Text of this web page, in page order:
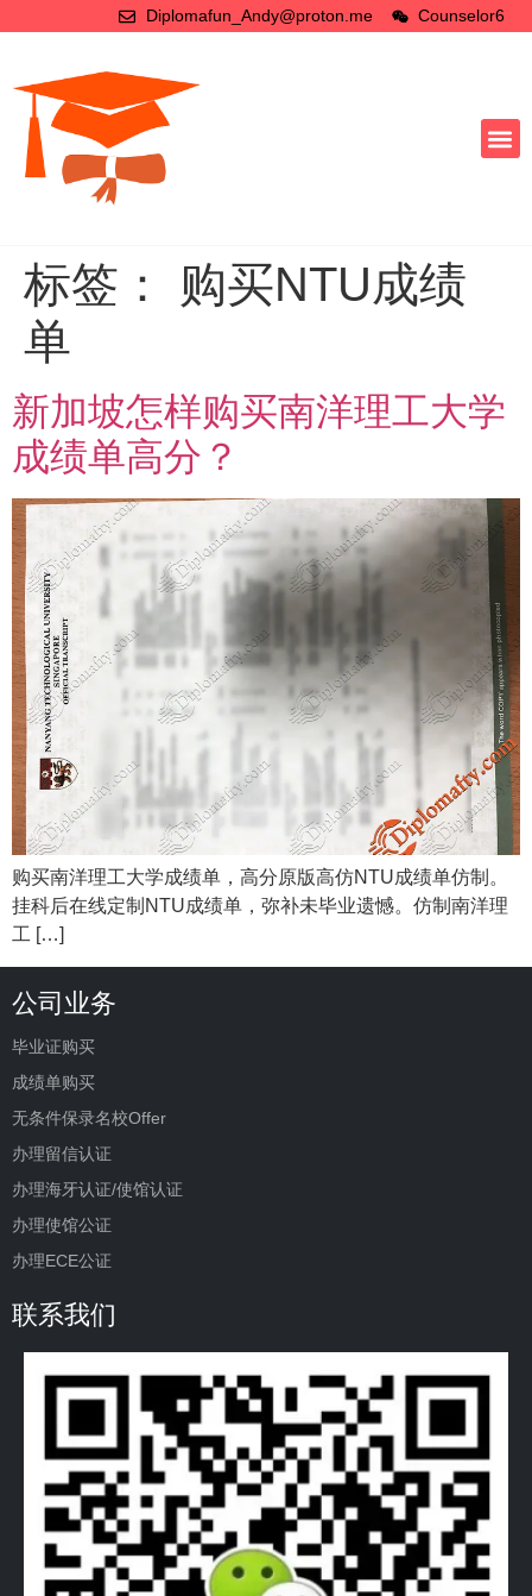
Diplomafun_Andy@proton.me Counselor6
标签： 购买NTU成绩
单
新加坡怎样购买南洋理工大学
成绩单高分？
购买南洋理工大学成绩单，高分原版高仿NTU成绩单仿制。
挂科后在线定制NTU成绩单，弥补未毕业遗憾。仿制南洋理
工 […]
公司业务
毕业证购买
成绩单购买
无条件保录名校Offer
办理留信认证
办理海牙认证/使馆认证
办理使馆公证
办理ECE公证
联系我们